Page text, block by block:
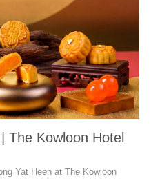
The Kowloon Hotel
Yat Heen at The Kowloon